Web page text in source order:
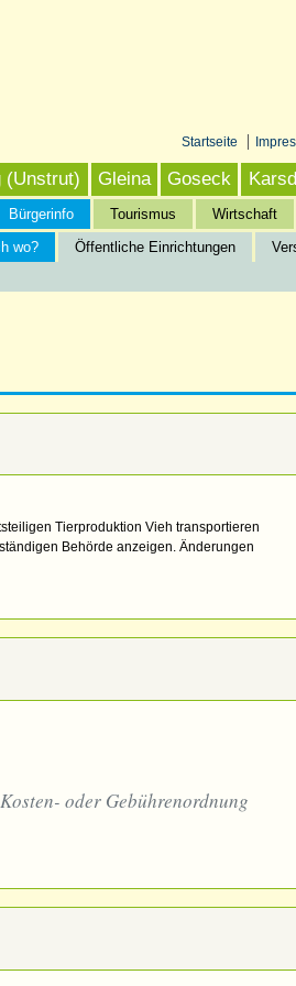
Startseite
Bürgerinfo
wo? Öffentliche Einrichtungen
Tourismus Wirtschaft
(Unstrut) Gleina Goseck
Tierproduktion Vieh transportieren
Behörde anzeigen. Änderungen
oder Gebührenordnung